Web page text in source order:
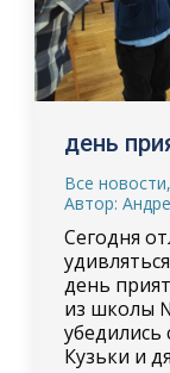
день
Все новости,
Автор:
Сегодня
день
из школы
убедились
Кузьки и